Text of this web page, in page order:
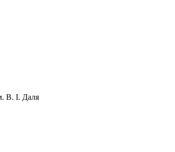
В. І. Даля